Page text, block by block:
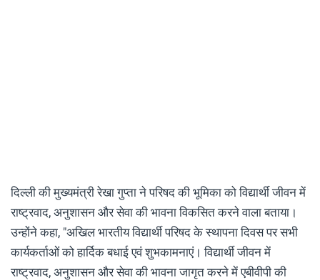
दिल्ली की मुख्यमंत्री रेखा गुप्ता ने परिषद की भूमिका को विद्यार्थी जीवन में
राष्ट्रवाद, अनुशासन और सेवा की भावना विकसित करने वाला बताया।
उन्होंने कहा, "अखिल भारतीय विद्यार्थी परिषद के स्थापना दिवस पर सभी
कार्यकर्ताओं को हार्दिक बधाई एवं शुभकामनाएं। विद्यार्थी जीवन में
राष्ट्रवाद, अनुशासन और सेवा की भावना जागृत करने में एबीवीपी की